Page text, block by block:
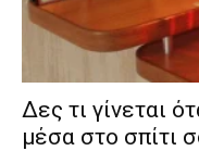
Δες τι γίνεται
μέσα στο σπίτι